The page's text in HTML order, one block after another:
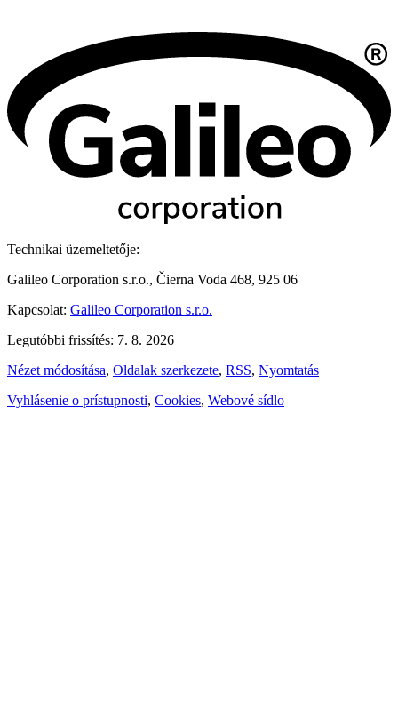
Technikai üzemeltetője:
Galileo Corporation s.r.o., Čierna Voda 468, 925 06
Kapcsolat: Galileo Corporation s.r.o.
Legutóbbi frissítés: 7. 8. 2026
Nézet módosítása, Oldalak szerkezete, RSS, Nyomtatás
Vyhlásenie o prístupnosti, Cookies, Webové sídlo